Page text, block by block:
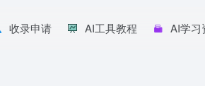
收录申请 AI工具教程 AI学习